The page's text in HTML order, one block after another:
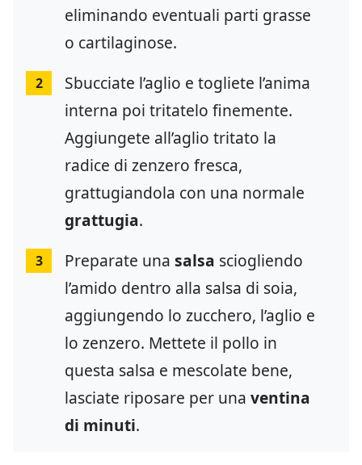
eliminando eventuali parti grasse
o cartilaginose.
2
Sbucciate l’aglio e togliete l’anima
interna poi tritatelo finemente.
Aggiungete all’aglio tritato la
radice di zenzero fresca,
grattugiandola con una normale
grattugia.
3 Preparate una salsa sciogliendo
l’amido dentro alla salsa di soia,
aggiungendo lo zucchero, l’aglio e
lo zenzero. Mettete il pollo in
questa salsa e mescolate bene,
lasciate riposare per una ventina
di minuti.